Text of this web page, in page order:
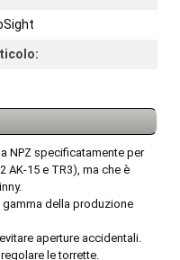
NPZ specificatamente per
AK-15 e TR3), ma che è
della produzione
aperture accidentali.
le torrette.